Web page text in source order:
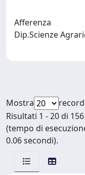
Afferenza
Dip.Scienze
Mostra
Risultati 1 - 20 di 156
(tempo di
0.06 secondi).